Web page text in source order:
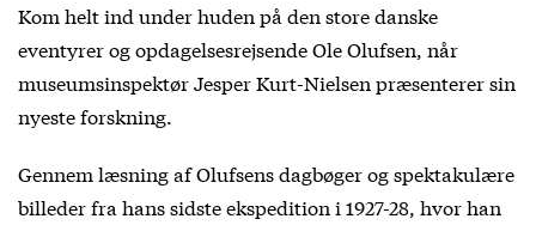
Kom helt ind under huden på den store danske
eventyrer og opdagelsesrejsende Ole Olufsen, når
museumsinspektør Jesper Kurt-Nielsen præsenterer sin
nyeste forskning.
Gennem læsning af Olufsens dagbøger og spektakulære
billeder fra hans sidste ekspedition i 1927-28, hvor han